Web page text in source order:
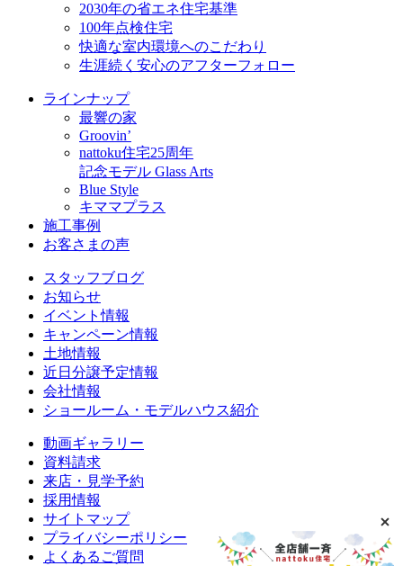
2030年の省エネ住宅基準
100年点検住宅
快適な室内環境へのこだわり
生涯続く安心のアフターフォロー
ラインナップ
最響の家
Groovin’
nattoku住宅25周年
記念モデル Glass Arts
Blue Style
キママプラス
施工事例
お客さまの声
スタッフブログ
お知らせ
イベント情報
キャンペーン情報
土地情報
近日分譲予定情報
会社情報
ショールーム・モデルハウス紹介
動画ギャラリー
資料請求
来店・見学予約
採用情報
サイトマップ
プライバシーポリシー
よくあるご質問